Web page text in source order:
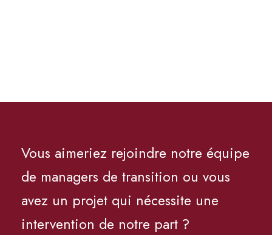
Vous aimeriez rejoindre notre équipe
de managers de transition ou vous
avez un projet qui nécessite une
intervention de notre part ?